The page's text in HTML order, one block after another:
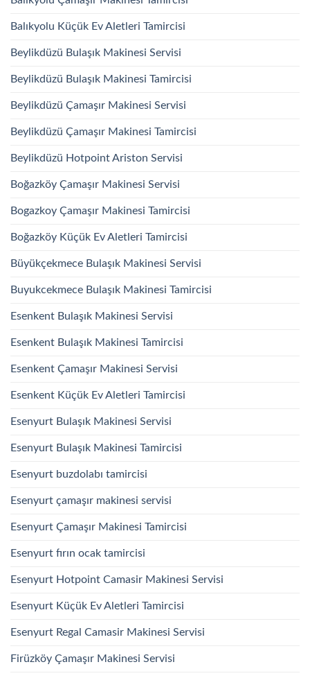
Balıkyolu Küçük Ev Aletleri Tamircisi
Beylikdüzü Bulaşık Makinesi Servisi
Beylikdüzü Bulaşık Makinesi Tamircisi
Beylikdüzü Çamaşır Makinesi Servisi
Beylikdüzü Çamaşır Makinesi Tamircisi
Beylikdüzü Hotpoint Ariston Servisi
Boğazköy Çamaşır Makinesi Servisi
Bogazkoy Çamaşır Makinesi Tamircisi
Boğazköy Küçük Ev Aletleri Tamircisi
Büyükçekmece Bulaşık Makinesi Servisi
Buyukcekmece Bulaşık Makinesi Tamircisi
Esenkent Bulaşık Makinesi Servisi
Esenkent Bulaşık Makinesi Tamircisi
Esenkent Çamaşır Makinesi Servisi
Esenkent Küçük Ev Aletleri Tamircisi
Esenyurt Bulaşık Makinesi Servisi
Esenyurt Bulaşık Makinesi Tamircisi
Esenyurt buzdolabı tamircisi
Esenyurt çamaşır makinesi servisi
Esenyurt Çamaşır Makinesi Tamircisi
Esenyurt fırın ocak tamircisi
Esenyurt Hotpoint Camasir Makinesi Servisi
Esenyurt Küçük Ev Aletleri Tamircisi
Esenyurt Regal Camasir Makinesi Servisi
Firüzköy Çamaşır Makinesi Servisi